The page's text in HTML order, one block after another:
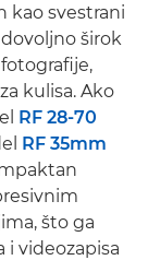
kao svestrani
širok
kulisa. Ako
RF 28-70
RF 35mm
što ga
i videozapisa